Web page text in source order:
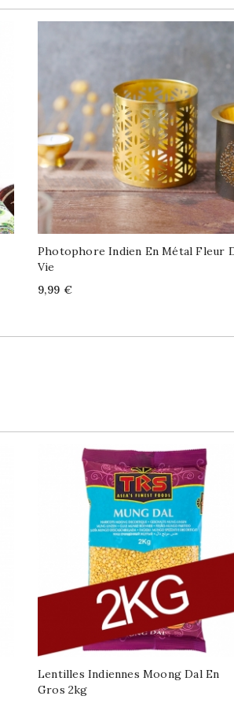
Photophore Indien En Métal Fleur
Vie
Price
9,99 €
Lentilles Indiennes Moong Dal En
Gros 2kg